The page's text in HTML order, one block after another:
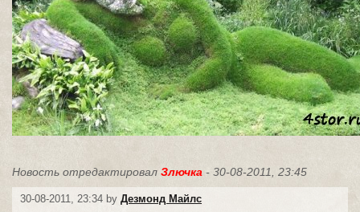
Новость отредактировал Злючка - 30-08-2011, 23:45
30-08-2011, 23:34 by Дезмонд Майлс